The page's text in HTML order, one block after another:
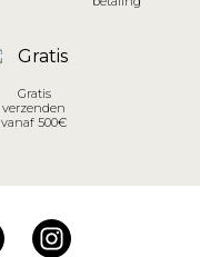
Gratis
verzenden
vanaf 500€